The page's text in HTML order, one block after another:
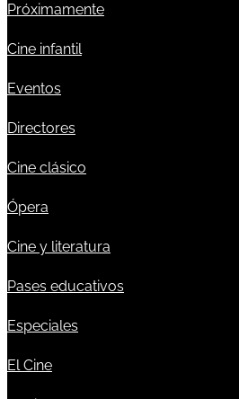
Próximamente
Cine infantil
Eventos
Directores
Cine clásico
Ópera
Cine y literatura
Pases educativos
Especiales
El Cine